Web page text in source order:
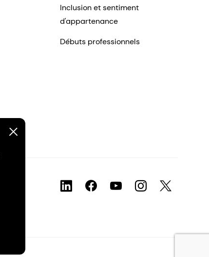
Inclusion et sentiment
d'appartenance
Débuts professionnels